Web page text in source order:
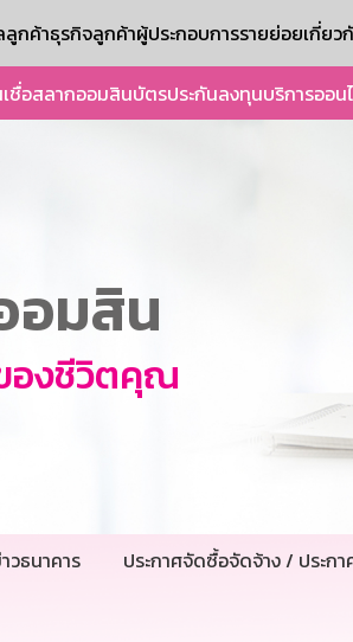
ลูกค้าธุรกิจลูกค้าผู้ประกอบการรายย่อยเกี่ยว
ชื่อสลากออมสินบัตรประกันลงทุนบริการออน
อมสิน
องชีวิตคุณ
วธนาคาร ประกาศจัดซื้อจัดจ้าง / ประกา